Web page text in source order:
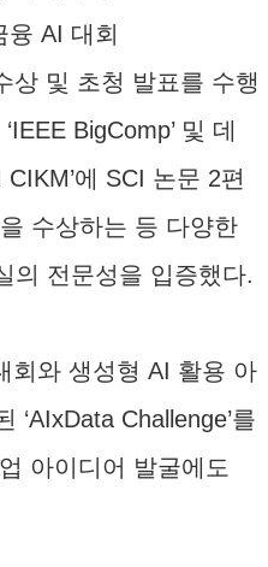
융 AI 대회
상 및 초청 발표를 수행
BigComp’ 및 데
에 SCI 논문 2편
수상하는 등 다양한
의 전문성을 입증했다.
회와 생성형 AI 활용 아
‘AIxData Challenge’를
아이디어 발굴에도